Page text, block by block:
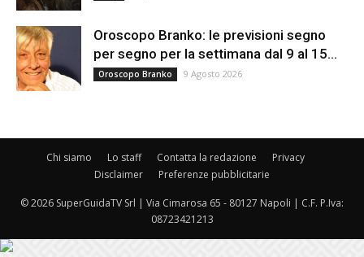
Oroscopo Branko: le previsioni segno
per segno per la settimana dal 9 al 15...
Oroscopo Branko 9 Agosto 2026
Chi siamo Lo staff Contatta la redazione
Privacy
Disclaimer
Preferenze pubblicitarie
© 2026 SuperGuidaTV Srl | Via Cimarosa 65 - 80127 Napoli | C.F. P.Iva:
08723421213